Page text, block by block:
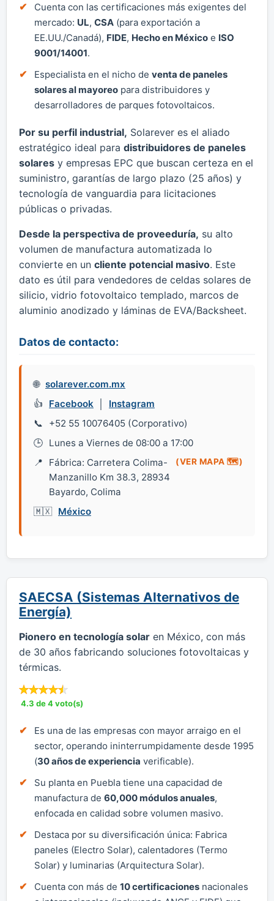
Cuenta con las certificaciones más exigentes del
mercado: UL, CSA (para exportación a
EE.UU./Canadá), FIDE, Hecho en México e ISO
9001/14001.
Especialista en el nicho de venta de paneles
solares al mayoreo para distribuidores y
desarrolladores de parques fotovoltaicos.
Por su perfil industrial, Solarever es el aliado
estratégico ideal para distribuidores de paneles
solares y empresas EPC que buscan certeza en el
suministro, garantías de largo plazo (25 años) y
tecnología de vanguardia para licitaciones
públicas o privadas.
Desde la perspectiva de proveeduría, su alto
volumen de manufactura automatizada lo
convierte en un cliente potencial masivo. Este
dato es útil para vendedores de celdas solares de
silicio, vidrio fotovoltaico templado, marcos de
aluminio anodizado y láminas de EVA/Backsheet.
Datos de contacto:
solarever.com.mx
Facebook
Instagram
+52 55 10076405 (Corporativo)
Lunes a Viernes de 08:00 a 17:00
Fábrica: Carretera Colima-
Manzanillo Km 38.3, 28934
Bayardo, Colima
(VER MAPA 🗺️)
México
SAECSA (Sistemas Alternativos de
Energía)
Pionero en tecnología solar en México, con más
de 30 años fabricando soluciones fotovoltaicas y
térmicas.
4.3 de 4 voto(s)
Es una de las empresas con mayor arraigo en el
sector, operando ininterrumpidamente desde 1995
(30 años de experiencia verificable).
Su planta en Puebla tiene una capacidad de
manufactura de 60,000 módulos anuales,
enfocada en calidad sobre volumen masivo.
Destaca por su diversificación única: Fabrica
paneles (Electro Solar), calentadores (Termo
Solar) y luminarias (Arquitectura Solar).
Cuenta con más de 10 certificaciones nacionales